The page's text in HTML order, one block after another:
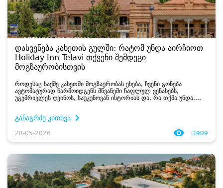
დასვენება კახეთის გულში: რატომ უნდა აირჩიოთ
Holiday Inn Telavi თქვენი შემდეგი
მოგზაურობისთვის
როდესაც საქმე კახეთში მოგზაურობას ეხება, ჩვენი გონება
ავტომატურად წარმოიდგენს მწვანეში ჩაფლულ ვენახებს,
უგემრიელეს ღვინოს, საუკუნოვან ისტორიას და, რა თქმა უნდა,
განაგრძე კითხვა
28-05-2026 3909